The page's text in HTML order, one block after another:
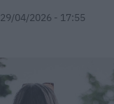
29/04/2026 - 17:55